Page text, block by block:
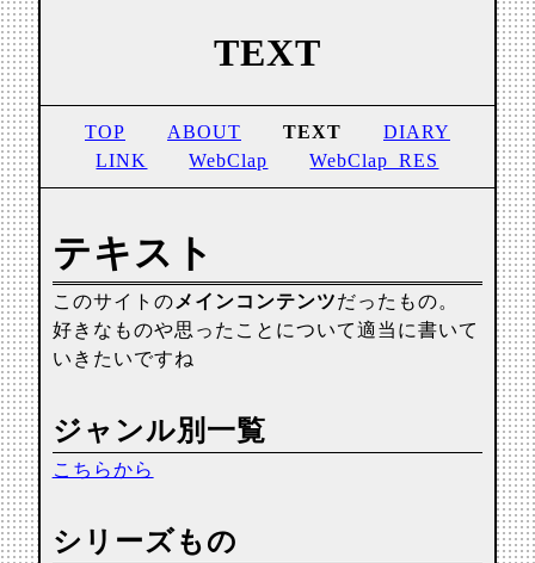
TEXT
TOP ABOUT TEXT
DIARY
LINK
WebClap WebClap_RES
テキスト
このサイトの メインコンテンツだったもの。
好きなものや思ったことについて適当に書いて
いきたいですね
ジャンル別一覧
こちらから
シリーズもの